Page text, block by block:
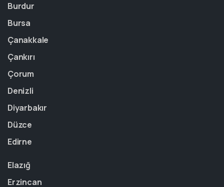
Burdur
Bursa
Çanakkale
Çankırı
Çorum
Denizli
Diyarbakır
Düzce
Edirne
Elazığ
Erzincan